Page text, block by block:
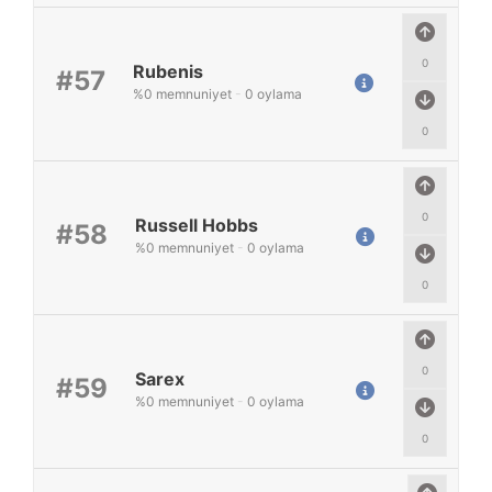
#57
0
0
Rubenis
%0 memnuniyet - 0 oylama
#58
0
0
Russell Hobbs
%0 memnuniyet - 0 oylama
#59
0
0
Sarex
%0 memnuniyet - 0 oylama